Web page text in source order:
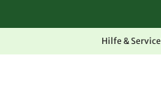
Hilfe & Service